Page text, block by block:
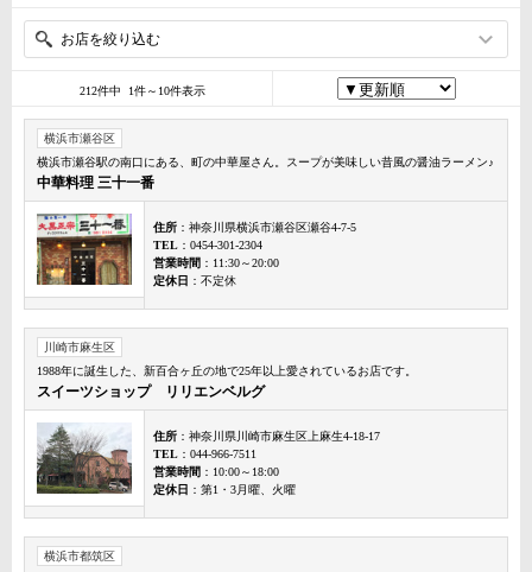
お店を絞り込む
212件中 1件～10件表示
横浜市瀬谷区
横浜市瀬谷駅の南口にある、町の中華屋さん。スープが美味しい昔風の醤油ラーメン♪
中華料理 三十一番
住所 ：神奈川県横浜市瀬谷区瀬谷4-7-5
TEL ：0454-301-2304
営業時間 ：11:30～20:00
定休日 ：不定休
川崎市麻生区
1988年に誕生した、新百合ヶ丘の地で25年以上愛されているお店です。
スイーツショップ リリエンベルグ
住所 ：神奈川県川崎市麻生区上麻生4-18-17
TEL ：044-966-7511
営業時間 ：10:00～18:00
定休日 ：第1・3月曜、火曜
横浜市都筑区